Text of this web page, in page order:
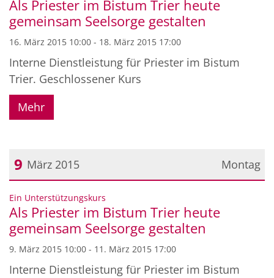
Als Priester im Bistum Trier heute
gemeinsam Seelsorge gestalten
16. März 2015 10:00 - 18. März 2015 17:00
Interne Dienstleistung für Priester im Bistum
Trier. Geschlossener Kurs
Mehr
Montag
9 März 2015
Datum: 9. März 2015
Ein Unterstützungskurs
Als Priester im Bistum Trier heute
gemeinsam Seelsorge gestalten
9. März 2015 10:00 - 11. März 2015 17:00
Interne Dienstleistung für Priester im Bistum